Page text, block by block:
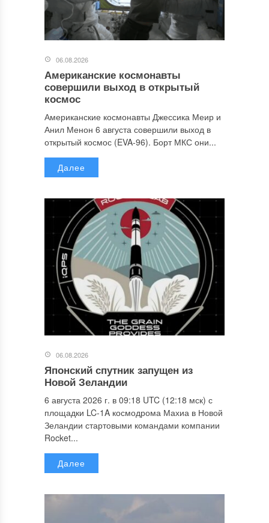
06.08.2026
Американские космонавты
совершили выход в открытый
космос
Американские космонавты Джессика Меир и
Анил Менон 6 августа совершили выход в
открытый космос (EVA-96). Борт МКС они...
Далее
06.08.2026
Японский спутник запущен из
Новой Зеландии
6 августа 2026 г. в 09:18 UTC (12:18 мск) с
площадки LC-1A космодрома Махиа в Новой
Зеландии стартовыми командами компании
Rocket...
Далее